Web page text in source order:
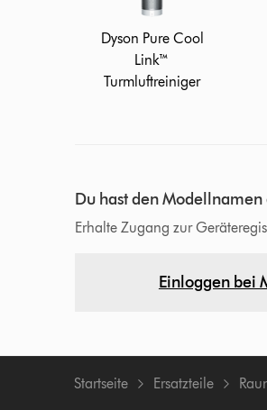
Dyson Pure Cool
Link™
Turmluftreiniger
Du hast den Modellnamen
Erhalte Zugang zur
Einloggen bei
Startseite Ersatzteile